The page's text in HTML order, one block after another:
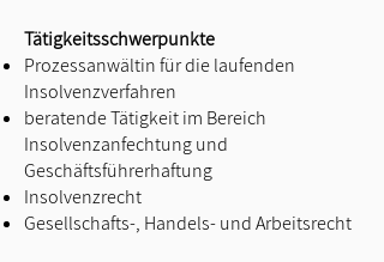
Tätigkeitsschwerpunkte
Prozessanwältin für die laufenden
Insolvenzverfahren
beratende Tätigkeit im Bereich
Insolvenzanfechtung und
Geschäftsführerhaftung
Insolvenzrecht
Gesellschafts-, Handels- und Arbeitsrecht